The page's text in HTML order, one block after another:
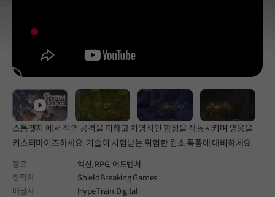
스톰엣지 에서 적의 공격을 피하고 치명적인 함정을 작동시키며 영웅을
커스터마이즈하세요. 기술이 시험받는 위험한 원소 폭풍에 대비하세요.
장르 액션,RPG, 어드벤처
창작자
ShieldBreaking Games
배급사
HypeTrain Digital